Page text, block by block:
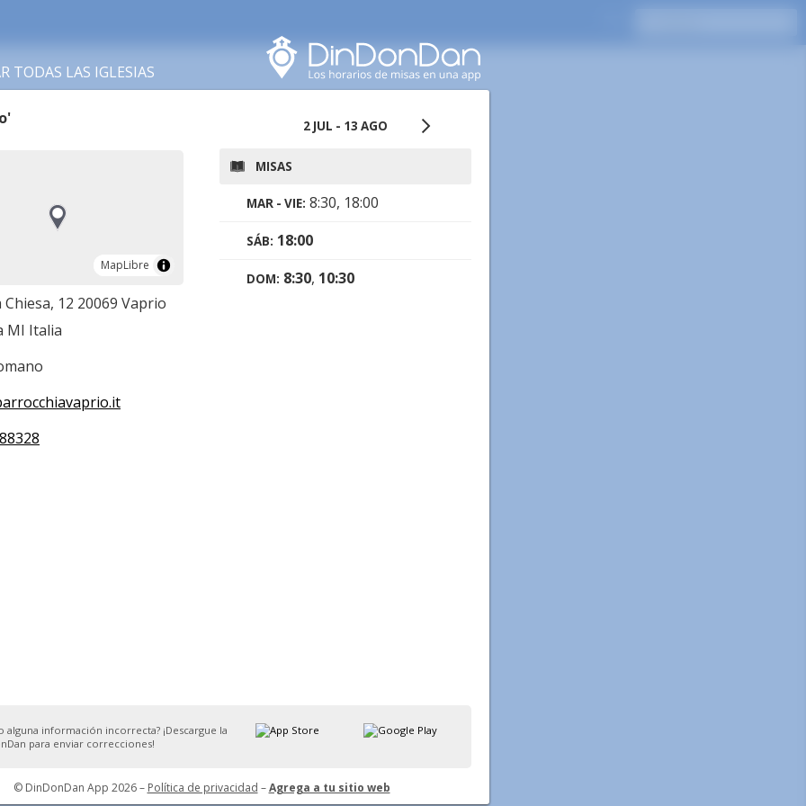
TODAS LAS IGLESIAS
MapLibre
MapLibre
Chiesa, 12 20069 Vaprio
MI Italia
2 JUL - 13 AGO
MISAS
MAR - VIE: 8:30, 18:00
SÁB: 18:00
DOM: 8:30, 10:30
alguna información incorrecta? ¡Descargue la
para enviar correcciones!
© DinDonDan App 2026 – Política de privacidad –Agrega a tu sitio web